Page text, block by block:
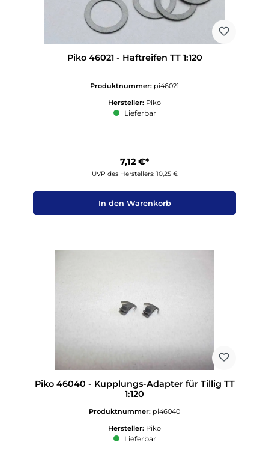
Piko 46021 - Haftreifen TT 1:120
Produktnummer: pi46021
Hersteller: Piko
Lieferbar
7,12 €*
UVP des Herstellers: 10,25 €
In den Warenkorb
Piko 46040 - Kupplungs-Adapter für Tillig TT
1:120
Produktnummer: pi46040
Hersteller: Piko
Lieferbar